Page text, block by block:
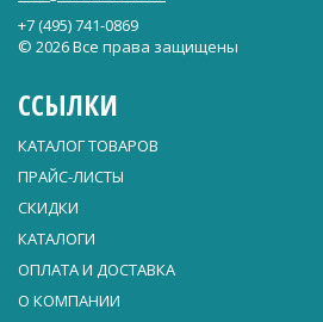
+7 (495) 741-0869
© 2026 Все права защищены
ССЫЛКИ
КАТАЛОГ ТОВАРОВ
ПРАЙС-ЛИСТЫ
СКИДКИ
КАТАЛОГИ
ОПЛАТА И ДОСТАВКА
О КОМПАНИИ